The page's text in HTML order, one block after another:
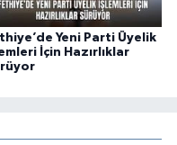
Yeni Parti Üyelik
İçin Hazırlıklar